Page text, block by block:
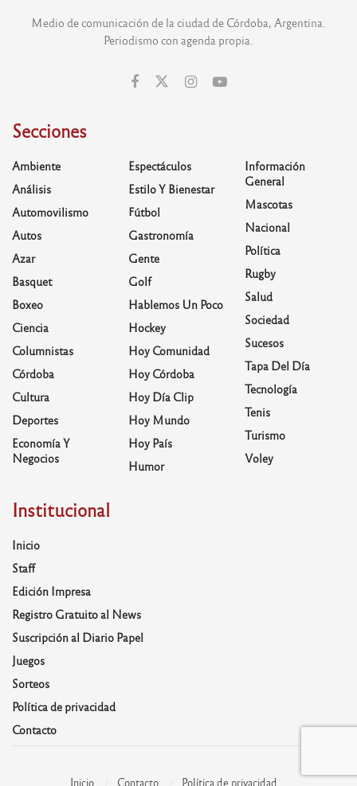
Medio de comunicación de la ciudad de Córdoba, Argentina.
Periodismo con agenda propia.
Secciones
Ambiente
Análisis
Automovilismo
Autos
Azar
Basquet
Boxeo
Ciencia
Columnistas
Córdoba
Cultura
Deportes
Economía Y
Negocios
Espectáculos
Estilo Y Bienestar
Fútbol
Gastronomía
Gente
Golf
Hablemos Un Poco
Hockey
Hoy Comunidad
Hoy Córdoba
Hoy Día Clip
Hoy Mundo
Hoy País
Humor
Información
General
Mascotas
Nacional
Política
Rugby
Salud
Sociedad
Sucesos
Tapa Del Día
Tecnología
Tenis
Turismo
Voley
Institucional
Inicio
Staff
Edición Impresa
Registro Gratuito al News
Suscripción al Diario Papel
Juegos
Sorteos
Política de privacidad
Contacto
Inicio Contacto Política de privacidad